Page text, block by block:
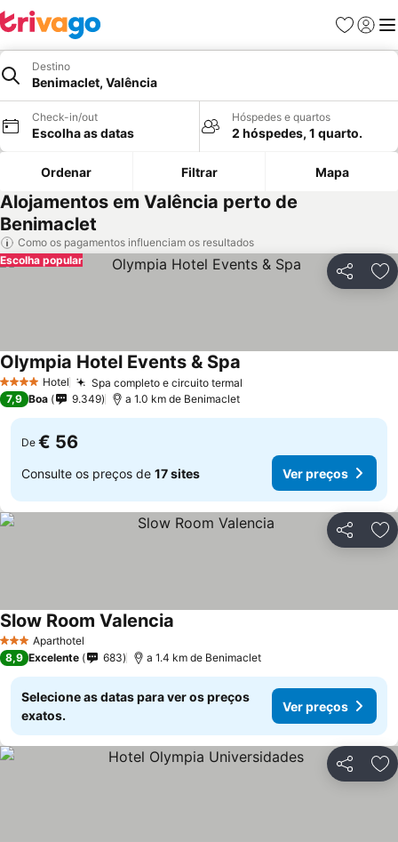
Favoritos
Iniciar
Destino
Benimaclet, Valência
Check-in/out
Escolha as datas
Hóspedes e quartos
2 hóspedes, 1 quarto.
Ordenar Filtrar Mapa
Alojamentos em Valência perto de
Benimaclet
Como os pagamentos influenciam os resultados
Partilhar
Escolha popular
4 EstrelasHotel Spa completo e circuito termal
Olympia Hotel Events & Spa
7,9 Boa 9.349 a 1.0 km de Benimaclet
De € 56
Consulte os preços de 17 sites Ver preços
Partilhar
3 EstrelasAparthotel
Slow Room Valencia
8,9 Excelente 683 a 1.4 km de Benimaclet
Selecione as datas para ver os preços
exatos.
Ver preços
Partilhar